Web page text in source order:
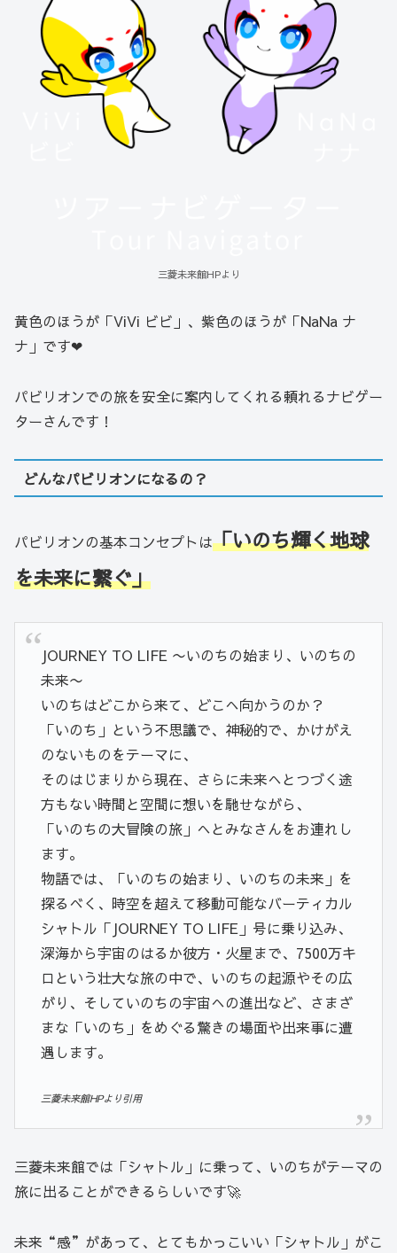
三菱未来館HPより
黄色のほうが「ViVi ビビ」、紫色のほうが「NaNa ナ
ナ」です❤
パビリオンでの旅を安全に案内してくれる頼れるナビゲー
ターさんです！
どんなパビリオンになるの？
パビリオンの基本コンセプトは「いのち輝く地球
を未来に繋ぐ」
JOURNEY TO LIFE 〜いのちの始まり、いのちの
未来〜
いのちはどこから来て、どこへ向かうのか？
「いのち」という不思議で、神秘的で、かけがえ
のないものをテーマに、
そのはじまりから現在、さらに未来へとつづく途
方もない時間と空間に想いを馳せながら、
「いのちの大冒険の旅」へとみなさんをお連れし
ます。
物語では、「いのちの始まり、いのちの未来」を
探るべく、時空を超えて移動可能なバーティカル
シャトル「JOURNEY TO LIFE」号に乗り込み、
深海から宇宙のはるか彼方・火星まで、7500万キ
ロという壮大な旅の中で、いのちの起源やその広
がり、そしていのちの宇宙への進出など、さまざ
まな「いのち」をめぐる驚きの場面や出来事に遭
遇します。
三菱未来館HPより引用
三菱未来館では「シャトル」に乗って、いのちがテーマの
旅に出ることができるらしいです🚀
未来“感”があって、とてもかっこいい「シャトル」がこ